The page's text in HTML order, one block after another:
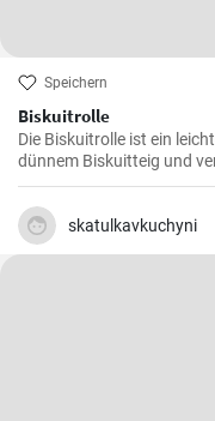
Speichern
Biskuitrolle
Die Biskuitrolle ist ein
dünnem Biskuitteig und
skatulkavkuchyni